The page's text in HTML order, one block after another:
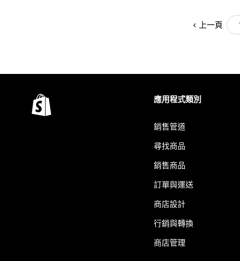
上一頁
應用程式類別
銷售管道
尋找商品
銷售商品
訂單與運送
商店設計
行銷與轉換
商店管理